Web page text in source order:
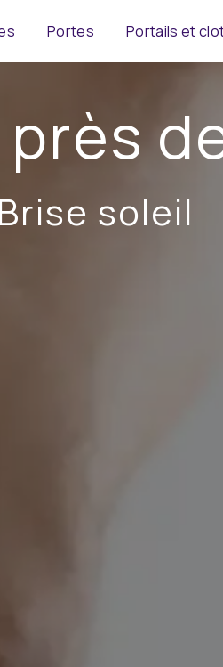
Portes Portails et
Brise soleil